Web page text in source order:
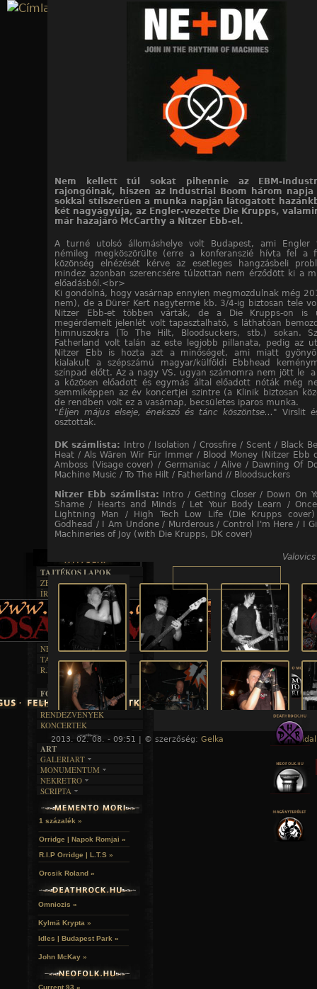
Jump to navigation
Nem kellett túl sokat pihennie az EBM-
rajongóinak, hiszen az Industrial Boom három
sokkal stílszerűen a munka napján látogatott
két nagyágyúja, az Engler-vezette Die Krupps,
már hazajáró McCarthy a Nitzer Ebb-el.
A turné utolsó állomáshelye volt Budapest, ami Engler
némileg megköszörülte (erre a konferanszié hívta fel a
közönség elnézését kérve az esetleges hangzásbeli
mindez azonban szerencsére túlzottan nem érződött ki a
előadásból.<br>
Ki gondolná, hogy vasárnap ennyien megmozdulnak még
nem), de a Dürer Kert nagyterme kb. 3/4-ig biztosan tele
Nitzer Ebb-et többen várták, de a Die Krupps-on is
megérdemelt jelenlét volt tapasztalható, s láthatóan
himnuszokra (To The Hilt, Bloodsuckers, stb.) sokan.
Fatherland volt talán az este legjobb pillanata, pedig az
Nitzer Ebb is hozta azt a minőséget, ami miatt
kialakult a szépszámú magyar/külföldi Ebbhead
színpad előtt. Az a nagy VS. ugyan számomra nem jött le a
a közösen előadott és egymás által előadott nóták még
semmiképpen az év koncertjei szintre (a Klinik biztosan
de rendben volt ez a vasárnap, becsületes iparos munka.
"Éljen május elseje, énekszó és tánc köszöntse..." Virslit
osztottak.
DK számlista: Intro / Isolation / Crossfire / Scent / Black
Heat / Als Wären Wir Für Immer / Blood Money (Nitzer Ebb
Amboss (Visage cover) / Germaniac / Alive / Dawning Of
Machine Music / To The Hilt / Fatherland // Bloodsuckers
Nitzer Ebb számlista:
Intro / Getting Closer / Down On
Shame / Hearts and Minds / Let Your Body Learn /
Lightning Man / High Tech Low Life (Die Krupps
Godhead / I Am Undone / Murderous / Control I'm Here / I
Machineries of Joy (with Die Krupps, DK cover)
19/1. kép
19/2. kép
19/3. kép
19/4. kép
19/5. kép
19/6. kép
19/7. kép
19/8. kép
19/9. kép
19/10. kép
19/11. kép
19/12. kép
19/13. kép
19/14. kép
19/15. kép
19/16. kép
19/17. kép
19/18. kép
19/19. kép
2013. 02. 08. - 09:51 | © szerzőség: Gelka « Főoldal
TAJTÉKOS LAPOK
ZENE
EGYÜTTESEK
INTERJÚK
FORDÍTÁSOK
DALSZÖVEGEK
ÍRÁSOK
IRODALOM
FILM
ÍRÁSTÖRTÉNET
BOSZORKÁNYKONYHA
FEKETE HUMOR
KÉPES
SZÖVEGES
RENDEZVÉNYEK
NEKROMANTIKA
AKTUÁLIS
A MÚLT
TAJTÉKOS NAPOK
R.I.P.
FOTÓGALÉRIA
FESZTIVÁLOK
RENDEZVÉNYEK
KONCERTEK
ART
GALERIART
ARTGALERI
KÉPREGÉNYEK
LAKÁSKULTS
MONUMENTUM
TEMETŐK
TEMPLOMOK
VÁRAK
HELYEK
NEKRETRO
SZUBKULT
FEKETE LYUK
RELIKVIÁK
SCRIPTA
NOVELLÁK
VERSEK
1 százalék »
Orridge | Napok Romjai »
R.I.P Orridge | L.T.S »
Orcsik Roland »
Omniozis »
Kylmä Krypta »
Idles | Budapest Park »
John McKay »